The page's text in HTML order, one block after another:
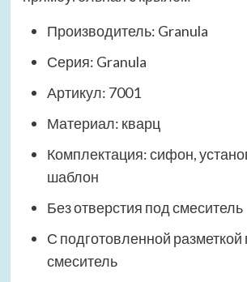
Производитель: Granula
Серия: Granula
Артикул: 7001
Материал: кварц
Комплектация: сифон,
шаблон
Без отверстия под смеситель
С подготовленной разметкой
смеситель